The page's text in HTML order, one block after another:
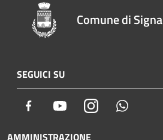
Comune di Signa
SEGUICI SU
Facebook YoutubeInstagram
AMMINISTRAZIONE